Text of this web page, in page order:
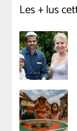
Les + lus